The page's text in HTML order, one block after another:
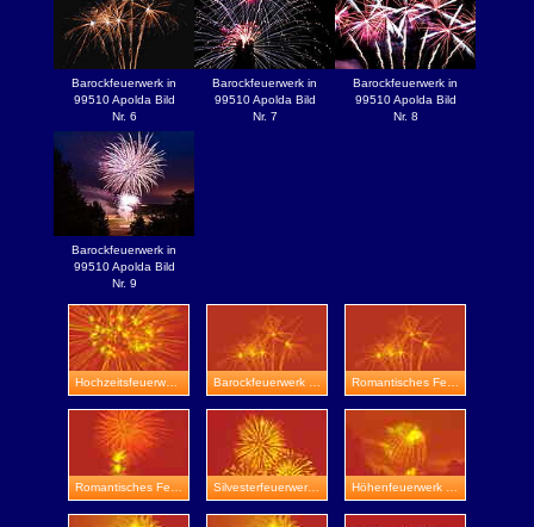
Barockfeuerwerk in
99510 Apolda Bild
Nr. 6
Barockfeuerwerk in
99510 Apolda Bild
Nr. 7
Barockfeuerwerk in
99510 Apolda Bild
Nr. 8
Barockfeuerwerk in
99510 Apolda Bild
Nr. 9
Hochzeitsfeuerwerk in Gotha Barockfeuerwerk in Schloss Beichlingen Romantisches Feuerwerk in Schloss Wilhelmsburg
Romantisches Feuerwerk in Weimar Silvesterfeuerwerk in Schloss Weitersroda Höhenfeuerwerk in Eisenberg